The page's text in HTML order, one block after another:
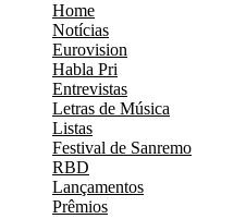
Home
Notícias
Eurovision
Habla Pri
Entrevistas
Letras de Música
Listas
Festival de Sanremo
RBD
Lançamentos
Prêmios